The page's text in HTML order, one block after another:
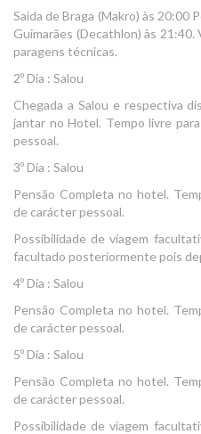
Saida de Braga (Makro) às 20:00
Guimarães (Decathlon) às
paragens técnicas.
2º Dia : Salou
Chegada a Salou e respectiva
jantar no Hotel. Tempo livre
pessoal.
3º Dia : Salou
Pensão Completa no hotel.
de carácter pessoal.
Possibilidade de viagem
facultado posteriormente pois
4º Dia : Salou
Pensão Completa no hotel.
de carácter pessoal.
5º Dia : Salou
Pensão Completa no hotel.
de carácter pessoal.
Possibilidade de viagem